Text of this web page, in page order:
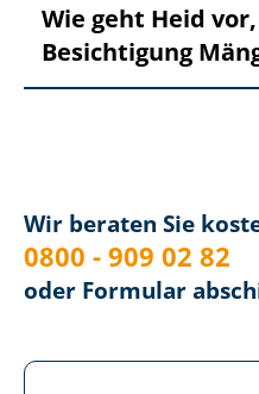
Wie geht Heid
Besichtigung
Wir beraten Sie
0800 - 909 02 82
oder Formular